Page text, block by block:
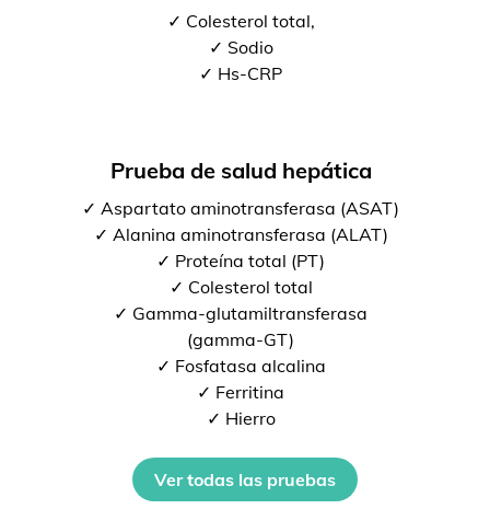
✓ Colesterol total,
✓ Sodio
✓ Hs-CRP
Prueba de salud hepática
✓ Aspartato aminotransferasa (ASAT)
✓ Alanina aminotransferasa (ALAT)
✓ Proteína total (PT)
✓ Colesterol total
✓ Gamma-glutamiltransferasa
(gamma-GT)
✓ Fosfatasa alcalina
✓ Ferritina
✓ Hierro
Ver todas las pruebas